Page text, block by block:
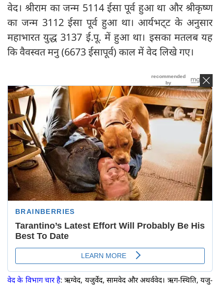
वेद। श्रीराम का जन्म 5114 ईसा पूर्व हुआ था और श्रीकृष्ण
का जन्म 3112 ईसा पूर्व हुआ था। आर्यभट्‍ट के अनुसार
महाभारत युद्ध 3137 ई.पू. में हुआ था। इसका मतलब यह
कि वैवस्वत मनु (6673 ईसापूर्व) काल में वेद लिखे गए।
वेद के विभाग चार है:ऋग्वेद, यजुर्वेद, सामवेद और अथर्ववेद। ऋग-स्थिति, यजु-